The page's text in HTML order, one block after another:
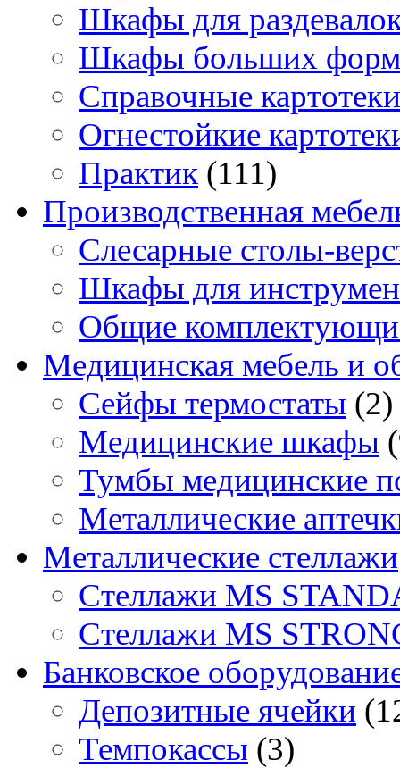
Шкафы для
Шкафы больших
Справочные картотеки
Огнестойкие
Практик (111)
Производственная
Слесарные столы-
Шкафы для
Общие
Медицинская мебель и
Сейфы термостаты (2)
Медицинские шкафы
Тумбы медицинские
Металлические
Металлические стеллажи
Стеллажи MS
Стеллажи MS
Банковское
Депозитные ячейки
Темпокассы (3)